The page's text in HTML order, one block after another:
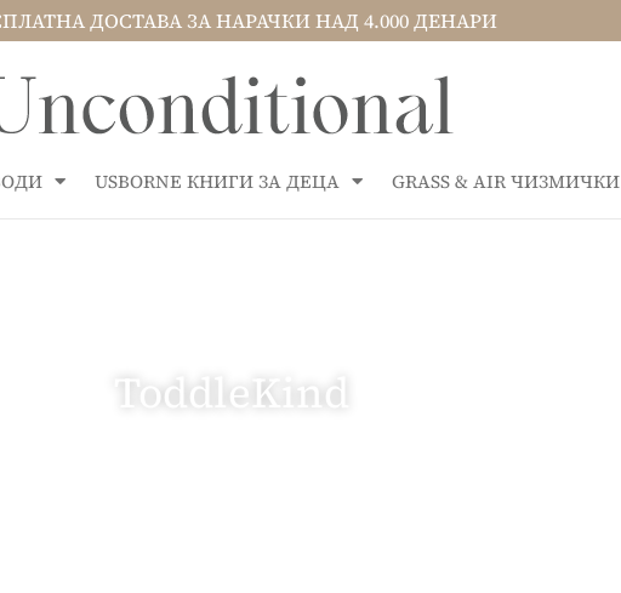
ДОСТАВА ЗА НАРАЧКИ НАД 4.000 ДЕНАРИ
USBORNE КНИГИ ЗА ДЕЦА GRASS & AIR ЧИЗМИЧКИ
ToddleKind